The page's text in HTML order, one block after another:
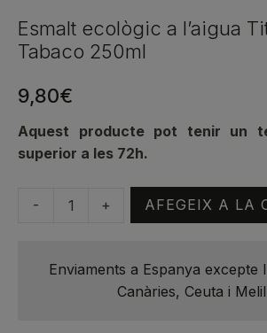
Esmalt ecològic a l’aigua
Tabaco 250ml
9,80€
Aquest producte pot tenir un
superior a les 72h.
-
quantitat
ecològic
+ AFEGEIX A LA
Enviaments a Espanya excepte
Canàries, Ceuta i